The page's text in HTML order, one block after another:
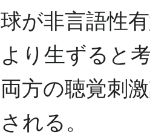
球が非言語性
より生ずると
両方の聴覚刺
される。